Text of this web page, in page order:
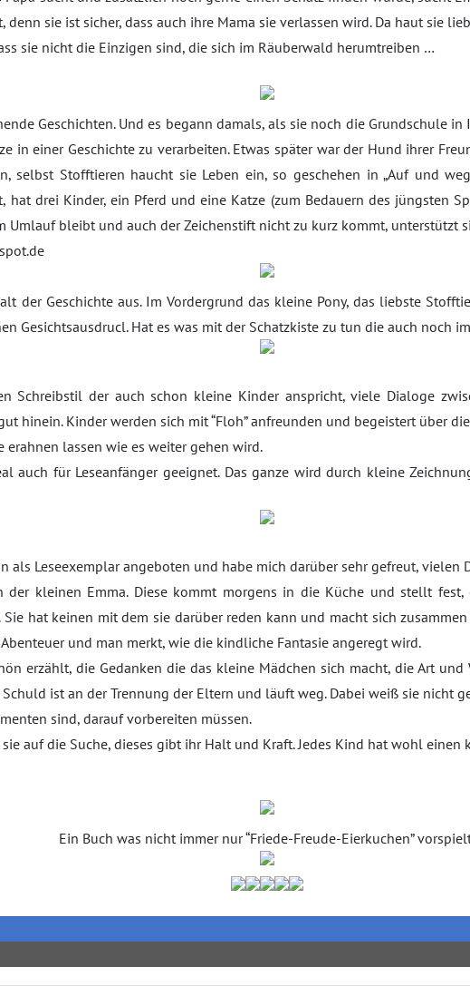
denn sie ist sicher, dass auch ihre Mama sie verlassen wird. Da haut sie
sie nicht die Einzigen sind, die sich im Räuberwald herumtreiben …
Geschichten. Und es begann damals, als sie noch die Grundschule
in einer Geschichte zu verarbeiten. Etwas später war der Hund ihrer
selbst Stofftieren haucht sie Leben ein, so geschehen in „Auf und
hat drei Kinder, ein Pferd und eine Katze (zum Bedauern des jüngsten
Umlauf bleibt und auch der Zeichenstift nicht zu kurz kommt, unterstützt
der Geschichte aus. Im Vordergrund das kleine Pony, das liebste
Gesichtsausdrucl. Hat es was mit der Schatzkiste zu tun die auch noch
Schreibstil der auch schon kleine Kinder anspricht, viele Dialoge
hinein. Kinder werden sich mit “Floh” anfreunden und begeistert über
lassen wie es weiter gehen wird.
auch für Leseanfänger geeignet. Das ganze wird durch kleine
als Leseexemplar angeboten und habe mich darüber sehr gefreut, vielen
der kleinen Emma. Diese kommt morgens in die Küche und stellt
hat keinen mit dem sie darüber reden kann und macht sich
und man merkt, wie die kindliche Fantasie angeregt wird.
erzählt, die Gedanken die das kleine Mädchen sich macht, die Art
Schuld ist an der Trennung der Eltern und läuft weg. Dabei weiß sie nicht
sind, darauf vorbereiten müssen.
auf die Suche, dieses gibt ihr Halt und Kraft. Jedes Kind hat wohl einen
Ein Buch was nicht immer nur “Friede-Freude-Eierkuchen”